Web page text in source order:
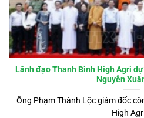
Lãnh đạo Thanh Bình High Agri
Nguyễn
Ông Phạm Thành Lộc giám đốc
High